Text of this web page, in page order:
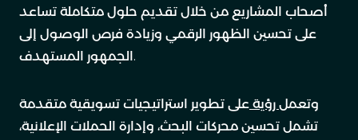
أصحاب المشاريع من خلال تقديم حلول متكاملة تساعد
على تحسين الظهور الرقمي وزيادة فرص الوصول إلى
الجمهور المستهدف.
وتعمل رؤية على تطوير استراتيجيات تسويقية متقدمة
تشمل تحسين محركات البحث، وإدارة الحملات الإعلانية،